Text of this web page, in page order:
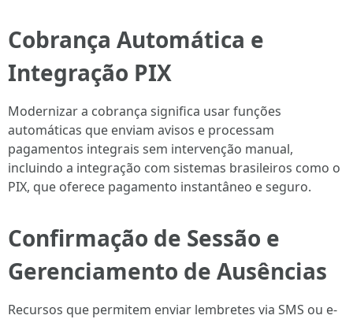
Cobrança Automática e
Integração PIX
Modernizar a cobrança significa usar funções
automáticas que enviam avisos e processam
pagamentos integrais sem intervenção manual,
incluindo a integração com sistemas brasileiros como o
PIX, que oferece pagamento instantâneo e seguro.
Confirmação de Sessão e
Gerenciamento de Ausências
Recursos que permitem enviar lembretes via SMS ou e-